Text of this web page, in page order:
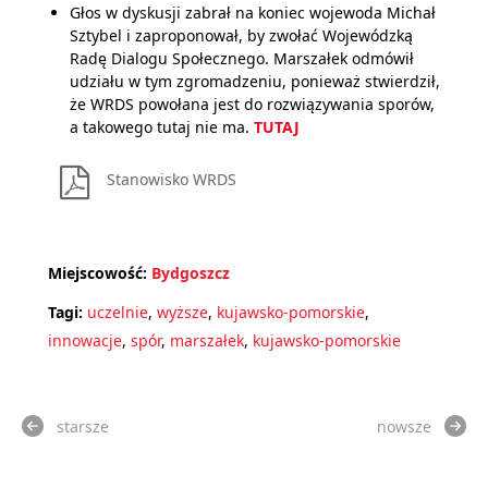
Głos w dyskusji zabrał na koniec wojewoda Michał
Sztybel i zaproponował, by zwołać Wojewódzką
Radę Dialogu Społecznego. Marszałek odmówił
udziału w tym zgromadzeniu, ponieważ stwierdził,
że WRDS powołana jest do rozwiązywania sporów,
a takowego tutaj nie ma. TUTAJ
Stanowisko WRDS
Miejscowość: Bydgoszcz
Tagi: uczelnie, wyższe, kujawsko-pomorskie,
innowacje, spór, marszałek, kujawsko-pomorskie
starsze nowsze